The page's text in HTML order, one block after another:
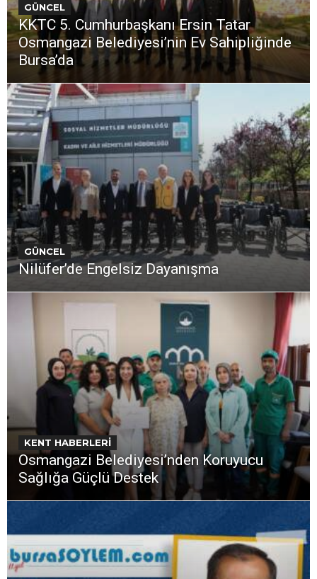
GÜNCEL
KKTC 5. Cumhurbaşkanı Ersin Tatar
Osmangazi Belediyesi’nin Ev Sahipliğinde
Bursa’da
GÜNCEL
Nilüfer’de Engelsiz Dayanışma
KENT HABERLERİ
Osmangazi Belediyesi’nden Koruyucu
Sağlığa Güçlü Destek